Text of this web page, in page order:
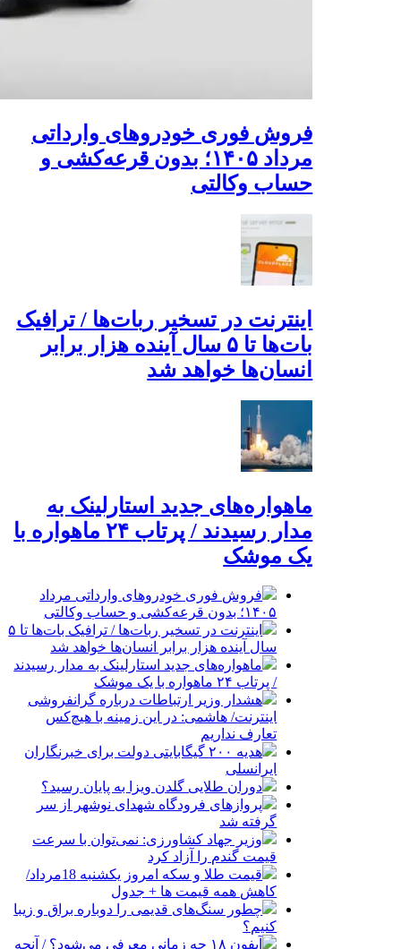
فروش فوری خودروهای وارداتی
مرداد ۱۴۰۵؛ بدون قرعه‌کشی و
حساب وکالتی
اینترنت در تسخیر ربات‌ها / ترافیک
بات‌ها تا ۵ سال آینده هزار برابر
انسان‌ها خواهد شد
ماهواره‌های جدید استارلینک به
مدار رسیدند / پرتاب ۲۴ ماهواره با
یک موشک
فروش فوری خودروهای وارداتی مرداد
۱۴۰۵؛ بدون قرعه‌کشی و حساب وکالتی
اینترنت در تسخیر ربات‌ها / ترافیک بات‌ها تا ۵
سال آینده هزار برابر انسان‌ها خواهد شد
ماهواره‌های جدید استارلینک به مدار رسیدند
/ پرتاب ۲۴ ماهواره با یک موشک
هشدار وزیر ارتباطات درباره گرانفروشی
اینترنت/ هاشمی: در این زمینه با هیچ‌کس
تعارف نداریم
هدیه ۲۰۰ گیگابایتی دولت برای خبرنگاران
ایرانسلی
دوران طلایی گلدن ویزا به پایان رسید؟
پروازهای فرودگاه شهدای نوشهر از سر
گرفته شد
وزیر جهاد کشاورزی: نمی‌توان با سرعت
قیمت گندم را آزاد کرد
قیمت طلا و سکه امروز یکشنبه 18مرداد/
کاهش همه قیمت ها + جدول
چطور سنگ‌های قدیمی را دوباره براق و زیبا
کنیم؟
آیفون ۱۸ چه زمانی معرفی می‌شود؟ / آنچه